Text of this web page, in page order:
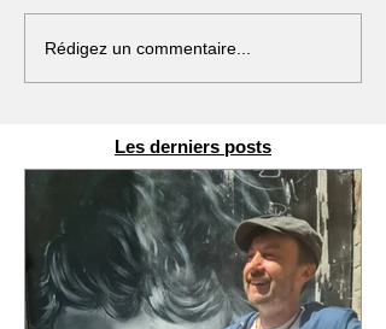
Rédigez un commentaire...
Les derniers posts